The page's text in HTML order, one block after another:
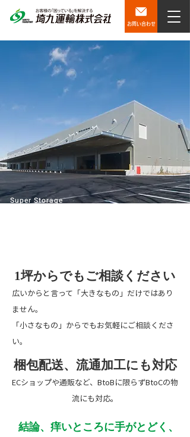
お問い合わせ
Super Storage
1坪からでもご相談ください
広いからと言って「大きなもの」だけではあり
ません。
「小さなもの」からでもお気軽にご相談くださ
い。
梱包配送、流通加工にも対応
ECショップや通販など、BtoBに限らずBtoCの物
流にも対応。
結論、痒いところに手がとどく、